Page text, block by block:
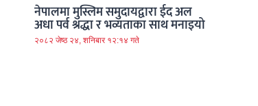
नेपालमा मुस्लिम समुदायद्वारा ईद अल
अधा पर्व श्रद्धा र भव्यताका साथ मनाइयो
२०८२ जेष्ठ २४, शनिबार १२:१४ गते